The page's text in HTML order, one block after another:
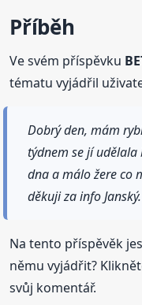
Příběh
Ve svém příspěvku
tématu vyjádřil
Dobrý den, mám
týdnem se jí
dna a málo žere co
děkuji za info Janský.
Na tento příspěvěk
němu vyjádřit?
svůj komentář.